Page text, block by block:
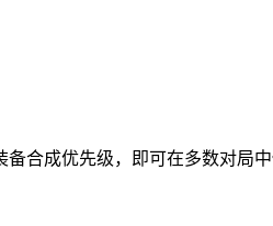
合成优先级，即可在多数对局